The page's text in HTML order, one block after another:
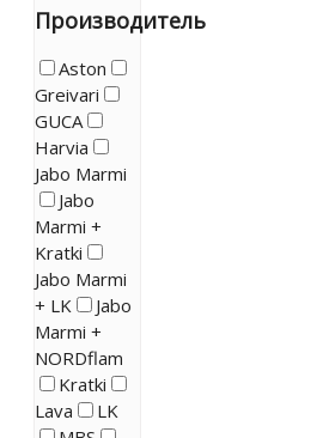
Производитель
Aston
Greivari
GUCA
Harvia
Jabo Marmi
Jabo
Marmi +
Kratki
Jabo Marmi
+ LK
Jabo
Marmi +
NORDflam
Kratki
Lava
LK